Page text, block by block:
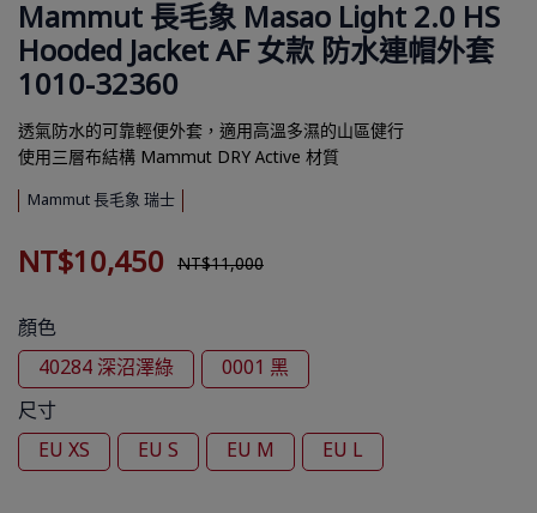
Mammut 長毛象 Masao Light 2.0 HS
Hooded Jacket AF 女款 防水連帽外套
1010-32360
透氣防水的可靠輕便外套，適用高溫多濕的山區健行
使用三層布結構 Mammut DRY Active 材質
Mammut 長毛象 瑞士
NT$10,450 NT$11,000
顏色
40284 深沼澤綠
0001 黑
尺寸
EU XS
EU S EU M EU L